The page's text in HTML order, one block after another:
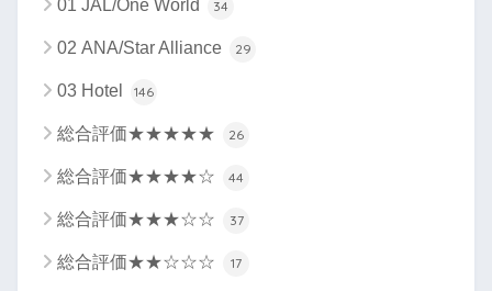
01 JAL/One World 34
02 ANA/Star Alliance 29
03 Hotel 146
総合評価★★★★★ 26
総合評価★★★★☆ 44
総合評価★★★☆☆ 37
総合評価★★☆☆☆ 17